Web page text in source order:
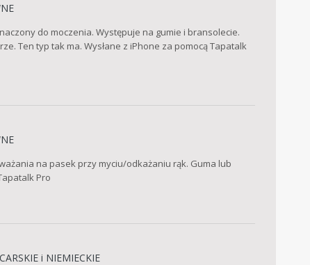
do moczenia. Występuje na gumie i bransolecie.
Ten typ tak ma. Wysłane z iPhone za pomocą Tapatalk
na pasek przy myciu/odkażaniu rąk. Guma lub
Pro
i NIEMIECKIE